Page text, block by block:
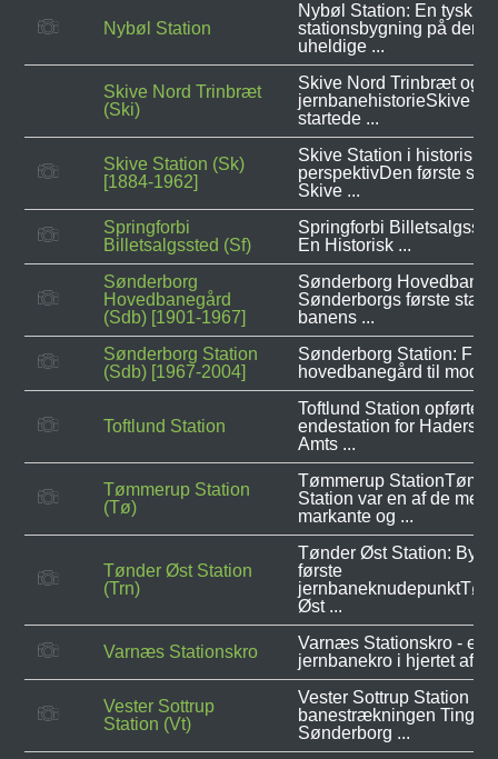
Nybøl Station
Nybøl Station: En
stationsbygning på den
uheldige ...
Skive Nord Trinbræt
(Ski)
Skive Nord Trinbræt og
jernbanehistorieSkive
startede ...
Skive Station (Sk)
[1884-1962]
Skive Station i historisk
perspektivDen første
Skive ...
Springforbi
Billetsalgssted (Sf)
Springforbi
En Historisk ...
Sønderborg
Hovedbanegård
(Sdb) [1901-1967]
Sønderborg
Sønderborgs første
banens ...
Sønderborg Station
(Sdb) [1967-2004]
Sønderborg Station: Fra
hovedbanegård til
Toftlund Station
Toftlund Station opførtes
endestation for
Amts ...
Tømmerup Station
(Tø)
Tømmerup
Station var en af de mest
markante og ...
Tønder Øst Station
(Trn)
Tønder Øst Station:
første
Øst ...
Varnæs Stationskro
Varnæs Stationskro - en
jernbanekro i hjertet af
Vester Sottrup
Station (Vt)
Vester Sottrup Station lå
banestrækningen
Sønderborg ...